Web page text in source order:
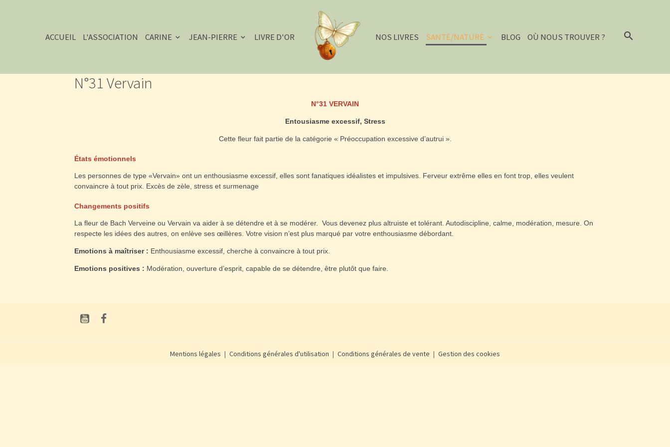
ACCUEIL L'ASSOCIATION CARINE JEAN-PIERRE LIVRE D'OR NOS LIVRES SANTÉ/NATURE BLOG OÙ NOUS TROUVER ?
N°31 Vervain
N°31 VERVAIN
Entousiasme excessif, Stress
Cette fleur fait partie de la catégorie « Préoccupation excessive d’autrui ».
États émotionnels
Les personnes de type «Vervain» ont un enthousiasme excessif, elles sont fanatiques idéalistes et impulsives. Ferveur extrême elles en font trop, elles veulent
convaincre à tout prix. Excès de zèle, stress et surmenage
Changements positifs
La fleur de Bach Verveine ou Vervain va aider à se détendre et à se modérer. Vous devenez plus altruiste et tolérant. Autodiscipline, calme, modération, mesure. On
respecte les idées des autres, on enlève ses œillères. Votre vision n’est plus marqué par votre enthousiasme débordant.
Emotions à maîtriser : Enthousiasme excessif, cherche à convaincre à tout prix.
Emotions positives : Modération, ouverture d’esprit, capable de se détendre, être plutôt que faire.
Mentions légales Conditions générales d'utilisation Conditions générales de vente Gestion des cookies